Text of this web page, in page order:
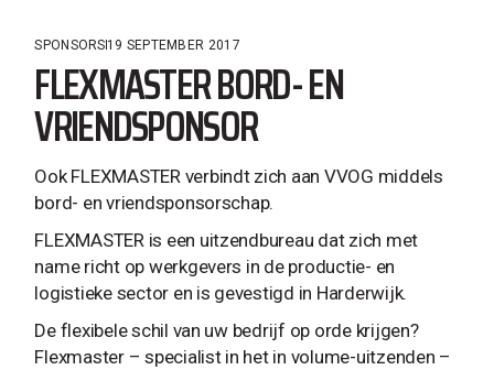
SPONSORS 19 SEPTEMBER 2017
FLEXMASTER BORD- EN
VRIENDSPONSOR
Ook FLEXMASTER verbindt zich aan VVOG middels
bord- en vriendsponsorschap.
FLEXMASTER is een uitzendbureau dat zich met
name richt op werkgevers in de productie- en
logistieke sector en is gevestigd in Harderwijk.
De flexibele schil van uw bedrijf op orde krijgen?
Flexmaster – specialist in het in volume-uitzenden –